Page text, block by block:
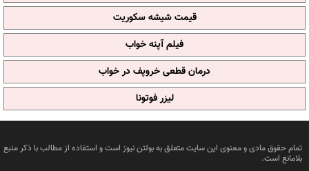
قیمت شیشه سکوریت
فیلم آپنه خواب
درمان قطعی خروپف در خواب
لیزر فوتونا
تمام حقوق مادی و معنوی این سایت متعلق به بولتن نیوز است و استفاده از مطالب با ذکر منبع
بلامانع است.